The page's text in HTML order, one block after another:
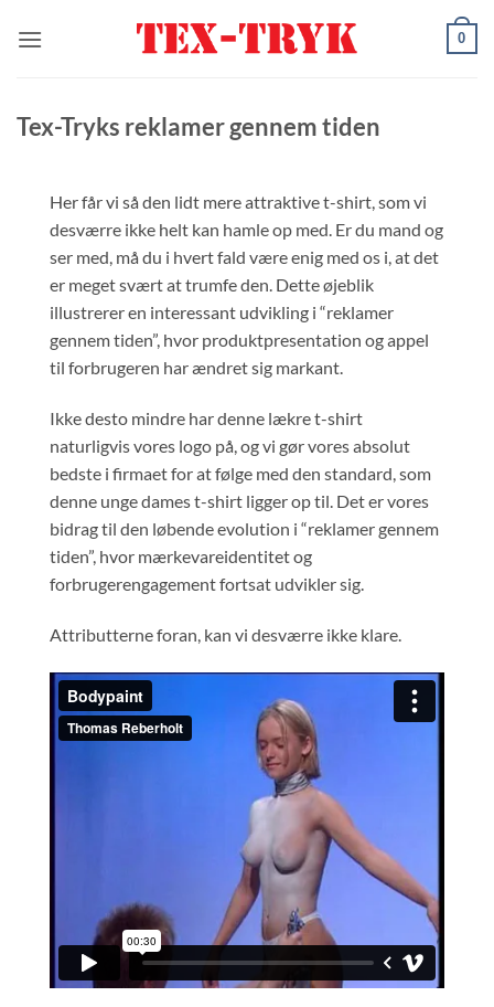
0
Tex-Tryks reklamer gennem tiden
Her får vi så den lidt mere attraktive t-shirt, som vi
desværre ikke helt kan hamle op med. Er du mand og
ser med, må du i hvert fald være enig med os i, at det
er meget svært at trumfe den. Dette øjeblik
illustrerer en interessant udvikling i “reklamer
gennem tiden”, hvor produktpresentation og appel
til forbrugeren har ændret sig markant.
Ikke desto mindre har denne lækre t-shirt
naturligvis vores logo på, og vi gør vores absolut
bedste i firmaet for at følge med den standard, som
denne unge dames t-shirt ligger op til. Det er vores
bidrag til den løbende evolution i “reklamer gennem
tiden”, hvor mærkevareidentitet og
forbrugerengagement fortsat udvikler sig.
Attributterne foran, kan vi desværre ikke klare.